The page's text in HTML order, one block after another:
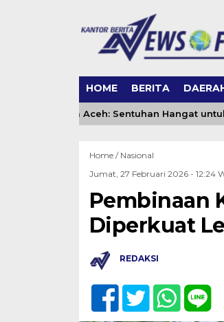
HOME BERITA
Banda Aceh: Sentuhan Hangat untuk
Home / Nasional
Jumat, 27 Februari 2026 - 12:24
Pembinaan
Diperkuat
REDAKSI